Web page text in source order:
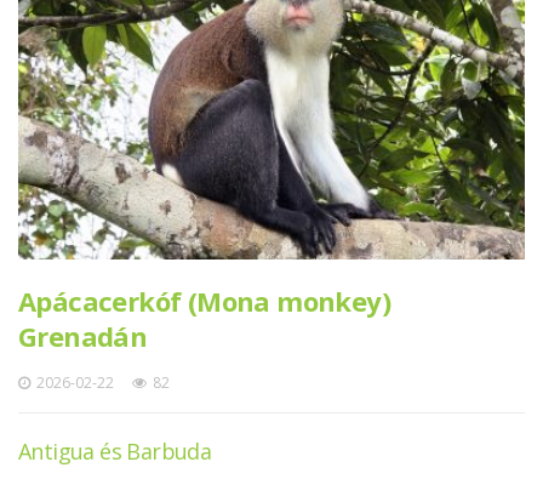
Apácacerkóf (Mona monkey)
Grenadán
2026-02-22 82
Antigua és Barbuda